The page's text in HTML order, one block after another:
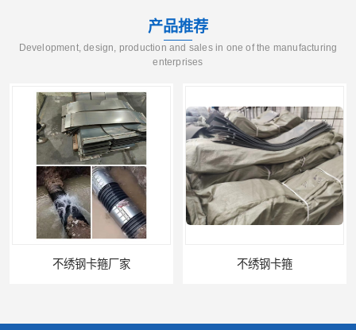
产品推荐
Development, design, production and sales in one of the manufacturing
enterprises
不绣钢卡箍厂家 不绣钢卡箍